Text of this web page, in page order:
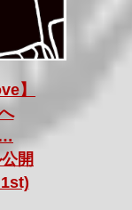
】
開